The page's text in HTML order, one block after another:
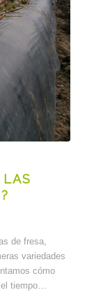
de fresa,
variedades
cómo
tiempo…